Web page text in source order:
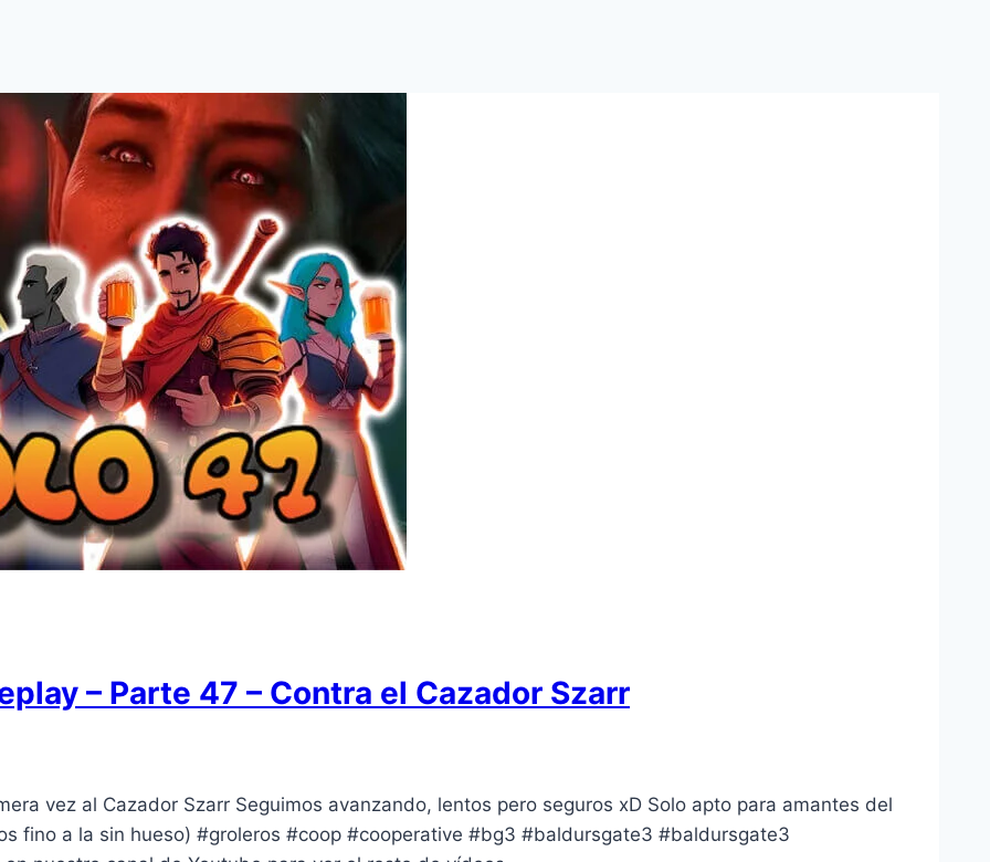
– Parte 47 – Contra el Cazador Szarr
vez al Cazador Szarr Seguimos avanzando, lentos pero seguros xD Solo apto para amantes del
fino a la sin hueso) #groleros #coop #cooperative #bg3 #baldursgate3 #baldursgate3